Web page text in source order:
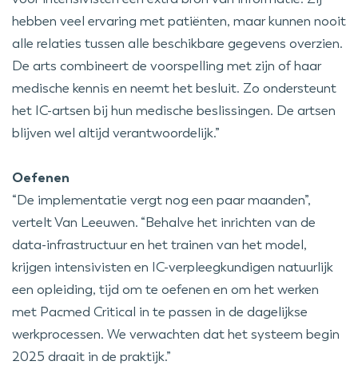
hebben veel ervaring met patiënten, maar kunnen nooit
alle relaties tussen alle beschikbare gegevens overzien.
De arts combineert de voorspelling met zijn of haar
medische kennis en neemt het besluit. Zo ondersteunt
het IC-artsen bij hun medische beslissingen. De artsen
blijven wel altijd verantwoordelijk.”
Oefenen
“De implementatie vergt nog een paar maanden”,
vertelt Van Leeuwen. “Behalve het inrichten van de
data-infrastructuur en het trainen van het model,
krijgen intensivisten en IC-verpleegkundigen natuurlijk
een opleiding, tijd om te oefenen en om het werken
met Pacmed Critical in te passen in de dagelijkse
werkprocessen. We verwachten dat het systeem begin
2025 draait in de praktijk.”